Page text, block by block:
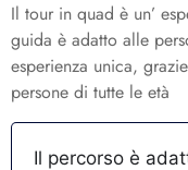
Il tour in quad è un’
guida è adatto alle
esperienza unica,
persone di tutte le età
Il percorso è